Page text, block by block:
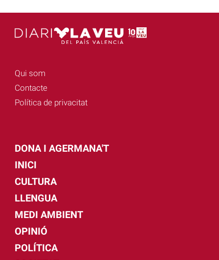
Qui som
Contacte
Política de privacitat
DONA I AGERMANA'T
INICI
CULTURA
LLENGUA
MEDI AMBIENT
OPINIÓ
POLÍTICA